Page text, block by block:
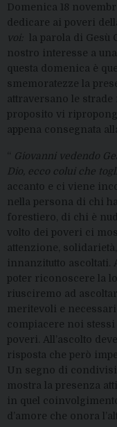
Domenica 18
dedicare ai poveri
voi: la parola di
nostro interesse a
questa domenica è
smemoratezze la
attraversano le strade
proposito vi
appena consegnata
“ Giovanni vedendo
Dio, ecco colui che
accanto e ci viene
nella persona di chi
forestiero, di chi è
volto dei poveri ci
attenzione,
innanzitutto ascoltati.
poter riconoscere la
riusciremo ad
meritevoli e
compiacere noi
poveri. All’ascolto
risposta che però
Un segno di
mostra la presenza
in quel
d’amore che onora